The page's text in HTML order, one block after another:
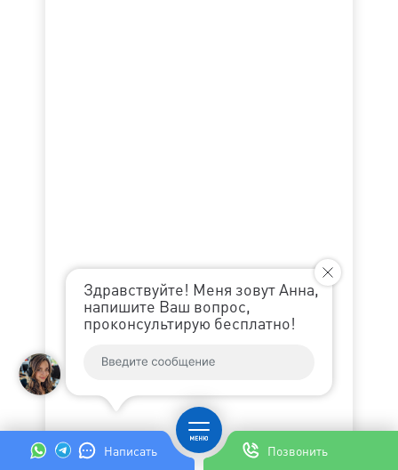
Написать Позвонить
Здравствуйте! Меня зовут Анна,
напишите Ваш вопрос,
проконсультирую бесплатно!